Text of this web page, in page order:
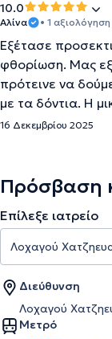
10.0
Αλίνα • 1 αξιολόγηση
Εξέτασε
φθορίωση. Μας
πρότεινε να
με τα δόντια. Η
16 Δεκεμβρίου 2025
Πρόσβαση
Επίλεξε ιατρείο
Διεύθυνση
Λοχαγού
Μετρό